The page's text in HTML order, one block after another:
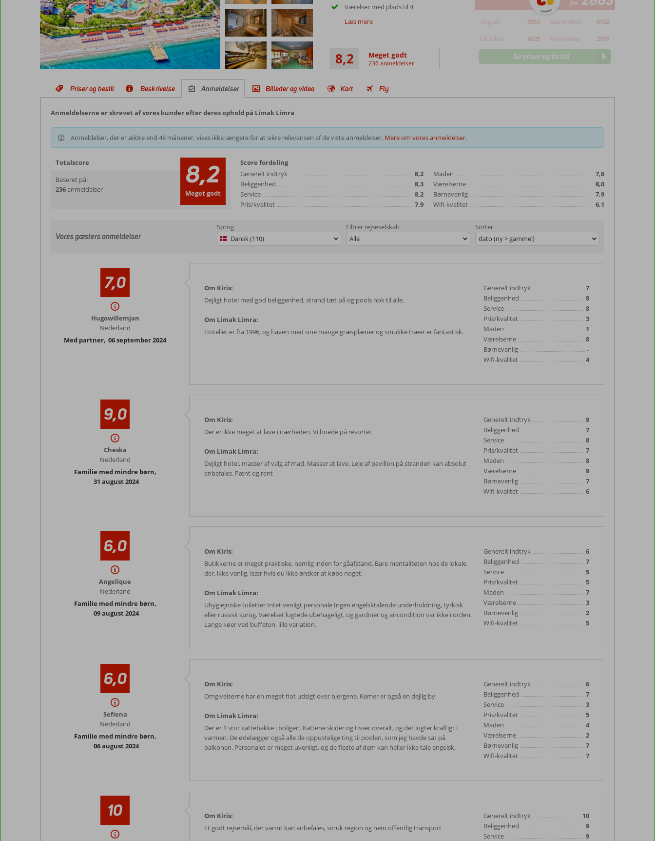
Værelser med plads til 4
Læs mere
8,2 Meget godt
236 anmeldelser
fra
August 6353 September
6122
Oktober
4029 November 2997
Se priser og bestil
Priser og bestil Beskrivelse Anmeldelser Billeder og video Kort Fly
Anmeldelserne er skrevet af vores kunder efter deres ophold på Limak Limra
Anmeldelser, der er ældre end 48 måneder, vises ikke længere for at sikre relevansen af de viste anmeldelser. Mere om vores anmeldelser.
Totalscore
Baseret på:
236anmeldelser 8,2
Meget godt
Score fordeling
Generelt indtryk
8,2
Beliggenhed
8,3
Service
8,2
Pris/kvalitet
7,9
Maden
7,6
Værelserne
8,0
Børnevenlig
7,9
Wifi-kvalitet
6,1
Vores gæsters anmeldelser
Sprog
Dansk (110)
Filtrer rejseselskab
Alle
Sorter
dato (ny > gammel)
7,0
Hugowillemjan
Nederland
Med partner, 06 september 2024
Om Kiris:
Dejligt hotel med god beliggenhed, strand tæt på og pools nok til alle.
Om Limak Limra:
Hotellet er fra 1996, og haven med sine mange græsplæner og smukke træer er fantastisk.
Generelt indtryk
7
Beliggenhed
8
Service
8
Pris/kvalitet
3
Maden
1
Værelserne
8
Børnevenlig
-
Wifi-kvalitet
4
9,0
Cheska
Nederland
Familie med mindre børn,
31 august 2024
Om Kiris:
Der er ikke meget at lave i nærheden. Vi boede på resortet
Om Limak Limra:
Dejligt hotel, masser af valg af mad. Masser at lave. Leje af pavillon på stranden kan absolut
anbefales. Pænt og rent
Generelt indtryk
9
Beliggenhed
7
Service
8
Pris/kvalitet
7
Maden
8
Værelserne
9
Børnevenlig
7
Wifi-kvalitet
6
6,0
Angelique
Nederland
Familie med mindre børn,
09 august 2024
Om Kiris:
Butikkerne er meget praktiske, nemlig inden for gåafstand. Bare mentaliteten hos de lokale
der, ikke venlig, især hvis du ikke ønsker at købe noget.
Om Limak Limra:
Uhygiejniske toiletter Intet venligt personale Ingen engelsktalende underholdning, tyrkisk
eller russisk sprog. Værelset lugtede ubehageligt, og gardiner og aircondition var ikke i orden.
Lange køer ved buffeten, lille variation.
Generelt indtryk
6
Beliggenhed
7
Service
5
Pris/kvalitet
5
Maden
7
Værelserne
3
Børnevenlig
2
Wifi-kvalitet
5
6,0
Sefiena
Nederland
Familie med mindre børn,
06 august 2024
Om Kiris:
Omgivelserne har en meget flot udsigt over bjergene. Kemer er også en dejlig by
Om Limak Limra:
Der er 1 stor kattebakke i boligen. Kattene skider og tisser overalt, og det lugter kraftigt i
varmen. De ødelægger også alle de oppustelige ting til poolen, som jeg havde sat på
balkonen. Personalet er meget uvenligt, og de fleste af dem kan heller ikke tale engelsk.
Generelt indtryk
6
Beliggenhed
7
Service
3
Pris/kvalitet
5
Maden
4
Værelserne
2
Børnevenlig
7
Wifi-kvalitet
7
10
Om Kiris:
Et godt rejsemål, der varmt kan anbefales, smuk region og nem offentlig transport
Generelt indtryk
10
Beliggenhed
9
Service
9